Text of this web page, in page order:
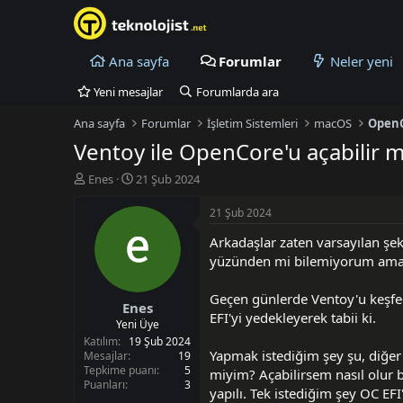
Ana sayfa Forumlar Neler yeni
Yeni mesajlar
Forumlarda ara
Ana sayfa
Forumlar İşletim Sistemleri macOS
Ventoy ile OpenCore'u açabilir
K
a
t
a
n
Enes
B
ş
a
n
ı
ç
t
a
i
21 Şub 2024
Enes
Yeni Üye
Katılım
19 Şub 2024
Mesajlar
19
Tepkime puanı
5
Puanları
3
21 Şub 2024
Arkadaşlar zaten varsayılan
yüzünden mi bilemiyorum
Geçen günlerde Ventoy'u
EFI'yi yedekleyerek tabii ki.
Yapmak istediğim şey şu,
miyim? Açabilirsem nasıl olur
yapılı. Tek istediğim şey OC